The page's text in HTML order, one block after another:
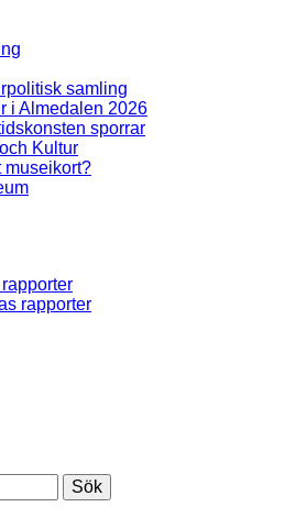
samling
i Almedalen 2026
sporrar
Kultur
museikort?
rapporter
Sök